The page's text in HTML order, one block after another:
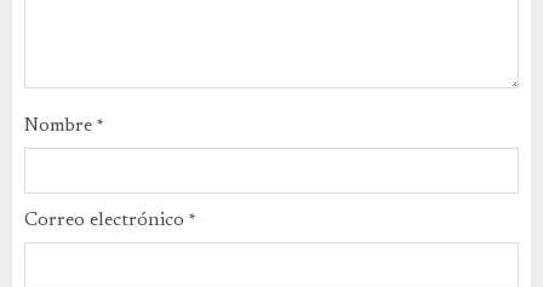
Nombre *
Correo electrónico *